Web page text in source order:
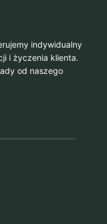
indywidualny
i życzenia klienta.
od naszego